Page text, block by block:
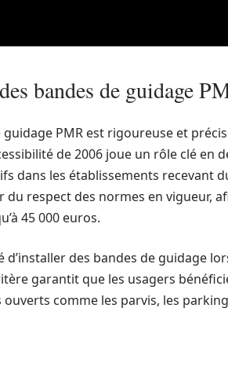
bandes de guidage
PMR est rigoureuse et
de 2006 joue un rôle clé en
dans les établissements recevant
respect des normes en vigueur,
45 000 euros.
des bandes de guidage
garantit que les usagers
comme les parvis, les